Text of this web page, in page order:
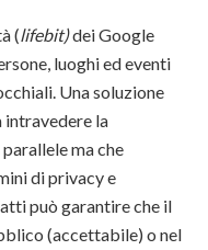
(lifebit)dei Google
luoghi ed eventi
Una soluzione
intravedere la
ma che
di privacy e
può garantire che il
(accettabile) o nel